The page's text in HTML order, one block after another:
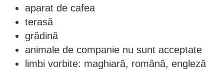
aparat de cafea
terasă
grădină
animale de companie nu sunt acceptate
limbi vorbite: maghiară, română, engleză